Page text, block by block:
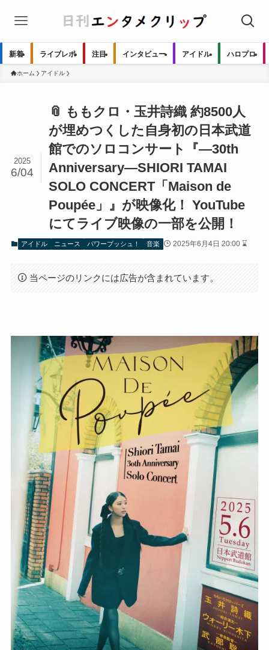
新着 ライブレポ 注目 インタビュー アイドル ハロプロ
ホーム アイドル
📎 ももクロ・玉井詩織 約8500人
が埋めつくした自身初の日本武道
館でのソロコンサート『―30th
Anniversary―SHIORI TAMAI
SOLO CONCERT「Maison de
Poupée」』が映像化！ YouTube
にてライブ映像の一部を公開！
2025
6/04
アイドル ニュース パワープッシュ！ 音楽 2025年6月4日 20:00 ⌛
当ページのリンクには広告が含まれています。